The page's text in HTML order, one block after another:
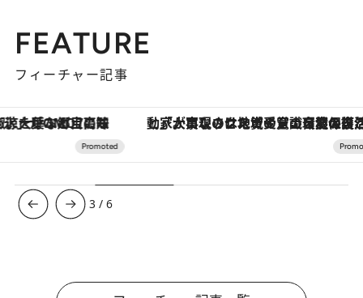
FEATURE
フィーチャー記事
「大事なのは地域の意識を変えること」。ロレックス賞受賞の自然保護活動家が実現させたナイジェリアの自然環境の復活
3 /6